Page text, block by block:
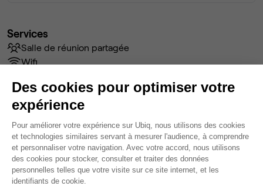
Services
Salle de réunion partagée
Wifi
Fibre
Coin cafet'
Espace d'attente
Espace détente
Ménage
Tables / chaises
Des cookies pour optimiser votre
expérience
Plateforme de Gestion du
Pour améliorer votre expérience sur Ubiq, nous utilisons des cookies
et technologies similaires servant à mesurer l'audience, à comprendre
et personnaliser votre navigation. Avec votre accord, nous utilisons
des cookies pour stocker, consulter et traiter des données
personnelles telles que votre visite sur ce site internet, et les
identifiants de cookie.